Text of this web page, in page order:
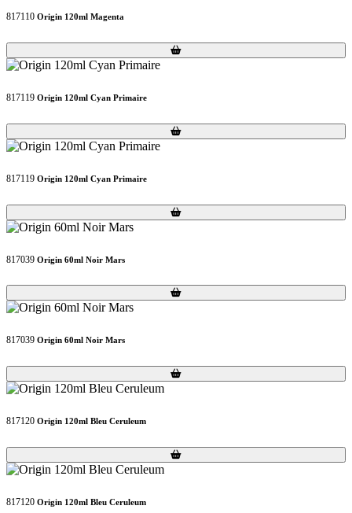
817110 Origin 120ml Magenta
Loading...
Loading...
817119 Origin 120ml Cyan Primaire
Loading...
Loading...
817119 Origin 120ml Cyan Primaire
Loading...
Loading...
817039 Origin 60ml Noir Mars
Loading...
Loading...
817039 Origin 60ml Noir Mars
Loading...
Loading...
817120 Origin 120ml Bleu Ceruleum
Loading...
Loading...
817120 Origin 120ml Bleu Ceruleum